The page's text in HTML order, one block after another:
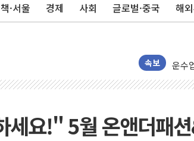
·서울 경제 사회 글로벌·중국 해
속보
엔씨
롯데
운수
[르포
중소
정부,
세요!" 5월 온앤더패